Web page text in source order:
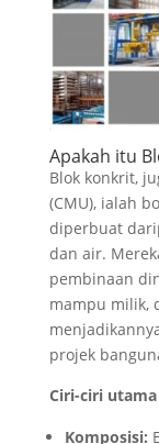
Apakah itu
Blok konkrit,
(CMU), ialah
diperbuat
dan air.
pembinaan
mampu milik,
projek
Ciri-ciri
Komposisi: